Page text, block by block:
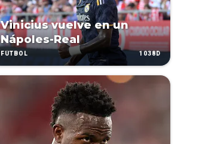
Vinicius vuelve en un
Nápoles-Real
FÚTBOL 1038D